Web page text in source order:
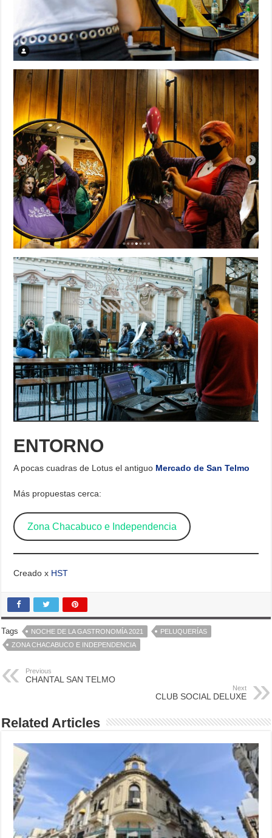
ENTORNO
A pocas cuadras de Lotus el antiguo Mercado de San Telmo
Más propuestas cerca:
Zona Chacabuco e Independencia
Creado x HST
Tags NOCHE DE LA GASTRONOMÍA 2021
PELUQUERÍAS
ZONA CHACABUCO E INDEPENDENCIA
Previous
CHANTAL SAN TELMO
Next
CLUB SOCIAL DELUXE
Related Articles